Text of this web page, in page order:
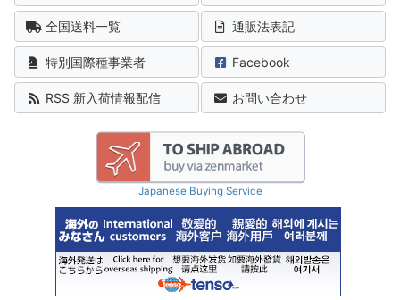
全国送料一覧 通販法表記
特別国際種事業者 Facebook
RSS 新入荷情報配信 お問い合わせ
Japanese Buying Service